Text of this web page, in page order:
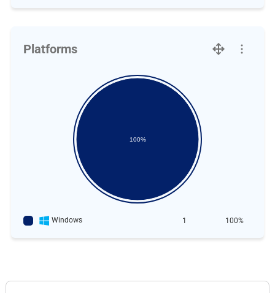
Platforms
100%
Windows 1 100%